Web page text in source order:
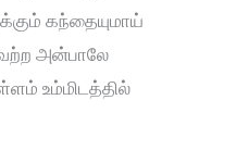
கந்தையுமாய்
அன்பாலே
உம்மிடத்தில்